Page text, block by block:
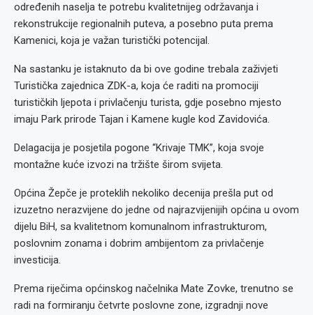
određenih naselja te potrebu kvalitetnijeg održavanja i
rekonstrukcije regionalnih puteva, a posebno puta prema
Kamenici, koja je važan turistički potencijal.
Na sastanku je istaknuto da bi ove godine trebala zaživjeti
Turistička zajednica ZDK-a, koja će raditi na promociji
turističkih ljepota i privlačenju turista, gdje posebno mjesto
imaju Park prirode Tajan i Kamene kugle kod Zavidovića.
Delagacija je posjetila pogone “Krivaje TMK”, koja svoje
montažne kuće izvozi na tržište širom svijeta.
Općina Žepče je proteklih nekoliko decenija prešla put od
izuzetno nerazvijene do jedne od najrazvijenijih općina u ovom
dijelu BiH, sa kvalitetnom komunalnom infrastrukturom,
poslovnim zonama i dobrim ambijentom za privlačenje
investicija.
Prema riječima općinskog načelnika Mate Zovke, trenutno se
radi na formiranju četvrte poslovne zone, izgradnji nove